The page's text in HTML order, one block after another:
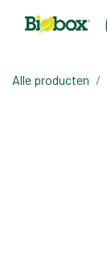
Alle producten